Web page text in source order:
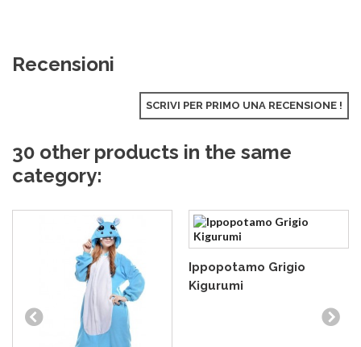
Recensioni
SCRIVI PER PRIMO UNA RECENSIONE !
30 other products in the same
category:
Ippopotamo Grigio
Kigurumi